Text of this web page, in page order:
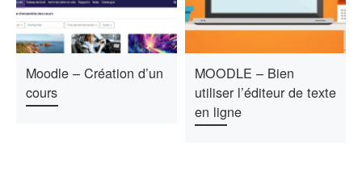
Moodle – Création d’un
cours
MOODLE – Bien
utiliser l’éditeur de texte
en ligne